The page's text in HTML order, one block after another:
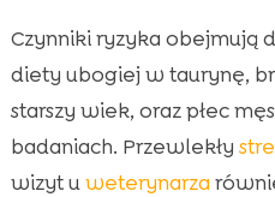
Czynniki ryzyka obejmują
diety ubogiej w taurynę,
starszy wiek, oraz płec
badaniach. Przewlekły
wizyt uweterynarza